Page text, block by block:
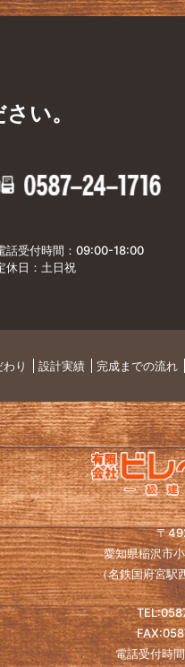
い。
話受付時間：09:00-18:00
休日：土日祝
り 設計実績 完成までの流れ
〒
愛知県稲沢市
（名鉄国府宮駅
電話受付時